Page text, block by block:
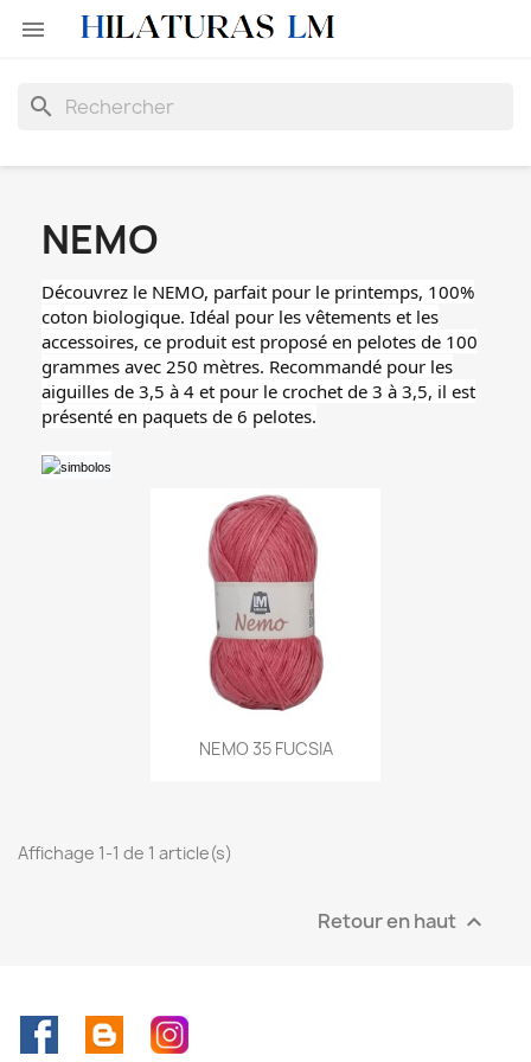

search
NEMO
Découvrez le NEMO, parfait pour le printemps, 100%
coton biologique. Idéal pour les vêtements et les
accessoires, ce produit est proposé en pelotes de 100
grammes avec 250 mètres. Recommandé pour les
aiguilles de 3,5 à 4 et pour le crochet de 3 à 3,5, il est
présenté en paquets de 6 pelotes.
NEMO 35 FUCSIA
Affichage 1-1 de 1 article(s)
Retour en haut 
FacebookRss Instagram